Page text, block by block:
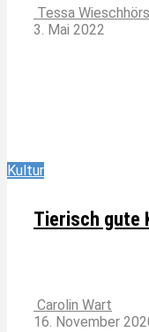
Tessa
3. Mai 2022
Kultur
Tierisch gute
Carolin Wart
16. November